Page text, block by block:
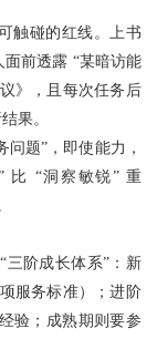
触碰的红线。上书
面前透露 “某暗访能
》，且每次任务后
果。
题”，即使能力，
比 “洞察敏锐” 重
三阶成长体系”：新
服务标准）；进阶
验；成熟期则要参